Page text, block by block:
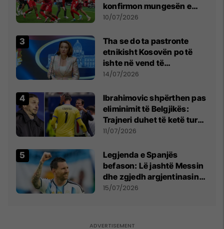
konfirmon mungesën e
madhe
10/07/2026
Tha se do ta pastronte
etnikisht Kosovën po të
ishte në vend të
Millosheviqit, Lëvizja e
kërkon shkarkimin e
menjëhershëm të
Snezhana Paunoviq
14/07/2026
Ibrahimovic shpërthen pas
eliminimit të Belgjikës:
Trajneri duhet të ketë turp,
ai lojtar se meritoi të luante
11/07/2026
Legjenda e Spanjës
befason: Lë jashtë Messin
dhe zgjedh argjentinasin
më të mirë në botë
15/07/2026